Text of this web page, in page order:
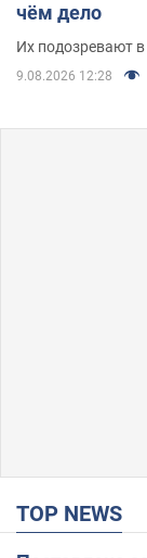
чём дело
Их подозревают
9.08.2026 12:28
TOP NEWS